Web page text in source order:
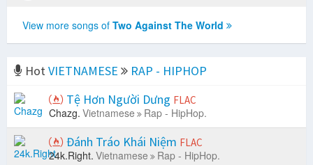
View more songs of Two Against The World
HotVIETNAMESE
RAP - HIPHOP
Tệ Hơn Người Dưng FLAC
Chazg. Vietnamese Rap - HipHop.
Đánh Tráo Khái Niệm FLAC
24k.Right. Vietnamese Rap - HipHop.